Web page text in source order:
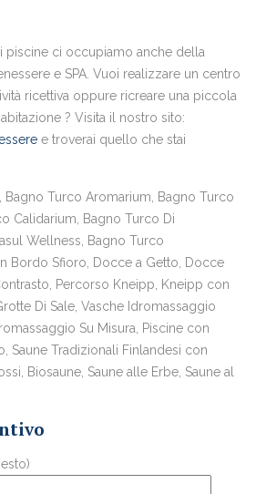
piscine ci occupiamo anche della
e SPA. Vuoi realizzare un centro
ricettiva oppure ricreare una piccola
? Visita il nostro sito:
e troverai quello che stai
Bagno Turco Aromarium, Bagno Turco
Calidarium, Bagno Turco Di
Wellness, Bagno Turco
Bordo Sfioro, Docce a Getto, Docce
Percorso Kneipp, Kneipp con
Di Sale, Vasche Idromassaggio
Su Misura, Piscine con
Saune Tradizionali Finlandesi con
Biosaune, Saune alle Erbe, Saune al